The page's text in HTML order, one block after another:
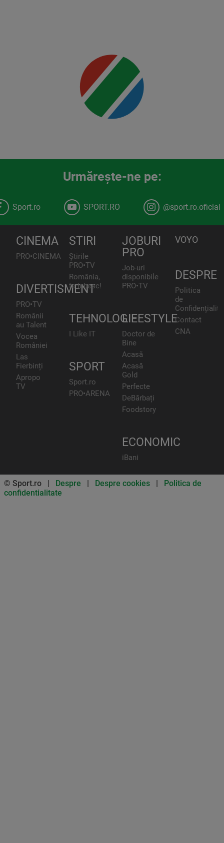
Urmăreşte-ne pe:
Sport.ro SPORT.RO @sport.ro.oficial
CINEMA
PRO•CINEMA
DIVERTISMENT
PRO•TV
Românii
au Talent
Vocea
României
Las
Fierbinți
Apropo
TV
STIRI
Știrile
PRO•TV
România,
te iubesc!
TEHNOLOGIE
I Like IT
SPORT
Sport.ro
PRO•ARENA
JOBURI
PRO
Job-uri
disponibile
PRO•TV
LIFESTYLE
Doctor de
Bine
Acasă
Acasă
Gold
Perfecte
DeBărbați
Foodstory
ECONOMIC
iBani
VOYO
DESPRE
Politica
de
Contact
CNA
© Sport.ro | Despre | Despre cookies | Politica de
confidentialitate